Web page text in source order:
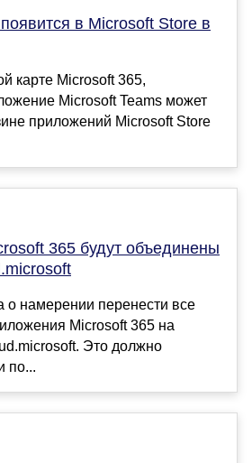
в Microsoft Store в
карте Microsoft 365,
Microsoft Teams может
приложений Microsoft Store
365 будут объединены
о намерении перенести все
Microsoft 365 на
Это должно
по...